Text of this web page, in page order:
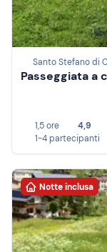
Santo Stefano di
Passeggiata a
1,5 ore
4,9
1-4 partecipanti
Notte inclusa